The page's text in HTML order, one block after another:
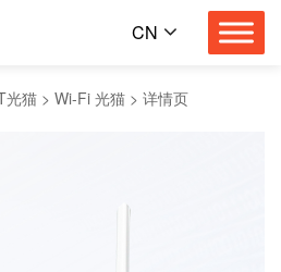
CN
光猫 > Wi-Fi 光猫 > 详情页